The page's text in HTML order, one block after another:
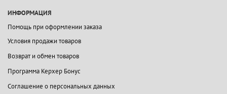
ИНФОРМАЦИЯ
Помощь при оформлении заказа
Условия продажи товаров
Возврат и обмен товаров
Программа Керхер Бонус
Соглашение о персональных данных